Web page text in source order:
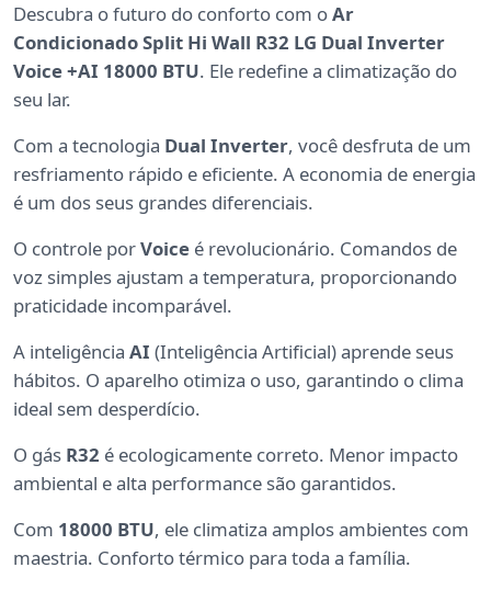
Descubra o futuro do conforto com oAr
Condicionado Split Hi Wall R32 LG Dual Inverter
Voice +AI 18000 BTU. Ele redefine a climatização do
seu lar.
Com a tecnologia Dual Inverter, você desfruta de um
resfriamento rápido e eficiente. A economia de energia
é um dos seus grandes diferenciais.
O controle porVoice é revolucionário. Comandos de
voz simples ajustam a temperatura, proporcionando
praticidade incomparável.
A inteligência AI (Inteligência Artificial) aprende seus
hábitos. O aparelho otimiza o uso, garantindo o clima
ideal sem desperdício.
O gás R32 é ecologicamente correto. Menor impacto
ambiental e alta performance são garantidos.
Com 18000 BTU, ele climatiza amplos ambientes com
maestria. Conforto térmico para toda a família.